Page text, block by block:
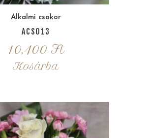
Alkalmi csokor
ACS013
10,400 Ft
Kosárba